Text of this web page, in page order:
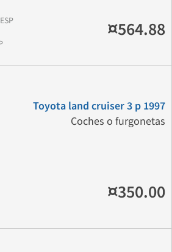
¤564.88
Toyota land cruiser 3 p 1997
Coches o furgonetas
¤350.00